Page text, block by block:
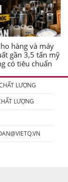
hàng và máy
gần 3,5 tấn mỹ
có tiêu chuẩn
LƯỢNG
LƯỢNG